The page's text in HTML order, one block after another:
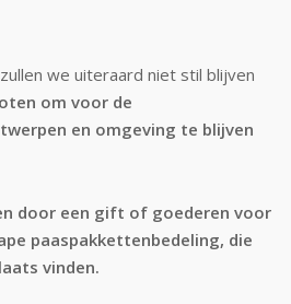
we uiteraard niet stil blijven
om voor de
en omgeving te blijven
door een gift of goederen voor
paaspakkettenbedeling, die
vinden.